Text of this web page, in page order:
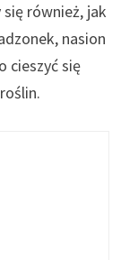
również, jak
nasion
cieszyć się